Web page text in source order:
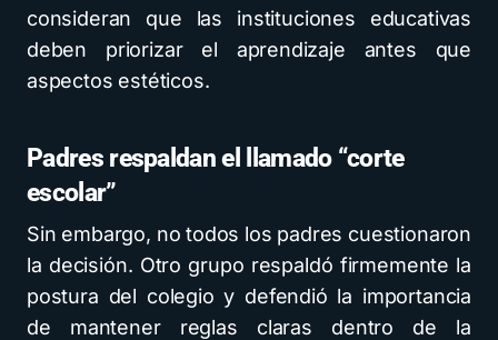
consideran que las instituciones educativas
deben priorizar el aprendizaje antes que
aspectos estéticos.
Padres respaldan el llamado “corte
escolar”
Sin embargo, no todos los padres cuestionaron
la decisión. Otro grupo respaldó firmemente la
postura del colegio y defendió la importancia
de mantener reglas claras dentro de la